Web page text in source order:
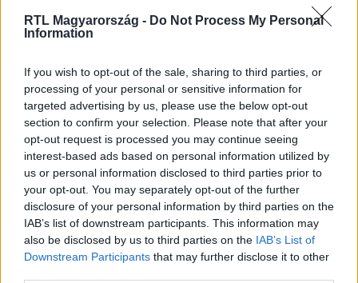
RTL Magyarország - Do Not Process My Personal
Information
If you wish to opt-out of the sale, sharing to third parties, or
processing of your personal or sensitive information for
targeted advertising by us, please use the below opt-out
section to confirm your selection. Please note that after your
opt-out request is processed you may continue seeing
interest-based ads based on personal information utilized by
us or personal information disclosed to third parties prior to
your opt-out. You may separately opt-out of the further
disclosure of your personal information by third parties on the
IAB’s list of downstream participants. This information may
also be disclosed by us to third parties on the IAB’s List of
Downstream Participants that may further disclose it to other
Kövess minket, és értesülj a friss hírekről a
Facebookon is!
Követem
KÜLFÖLD ERDŐTŰZ EVAKUÁCIÓ
#SPANYOLORSZÁG #TERMÉSZETI KATASZTRÓFA
#KANÁRI-SZIGETEK #TŰZVÉSZ #TŰZ #KÁNIKULA